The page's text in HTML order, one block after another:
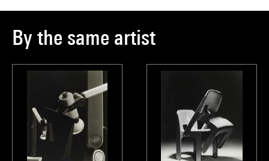
By the same artist